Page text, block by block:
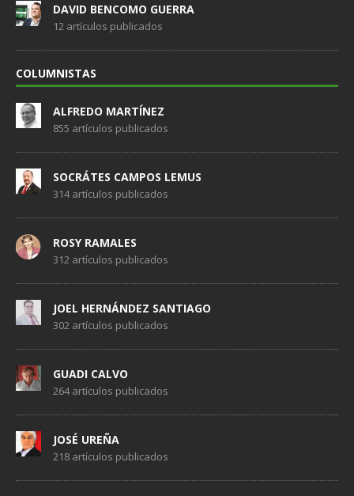
DAVID BENCOMO GUERRA
12 artículos publicados
COLUMNISTAS
ALFREDO MARTÍNEZ
855 artículos publicados
SOCRÁTES CAMPOS LEMUS
314 artículos publicados
ROSY RAMALES
312 artículos publicados
JOEL HERNÁNDEZ SANTIAGO
302 artículos publicados
GUADI CALVO
264 artículos publicados
JOSÉ UREÑA
218 artículos publicados